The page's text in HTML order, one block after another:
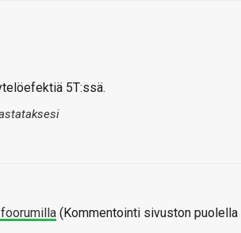
5T:ssä.
(Kommentointi sivuston